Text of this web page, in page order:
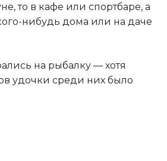
то в кафе или спортбаре, а
нибудь дома или на даче
на рыбалку — хотя
удочки среди них было